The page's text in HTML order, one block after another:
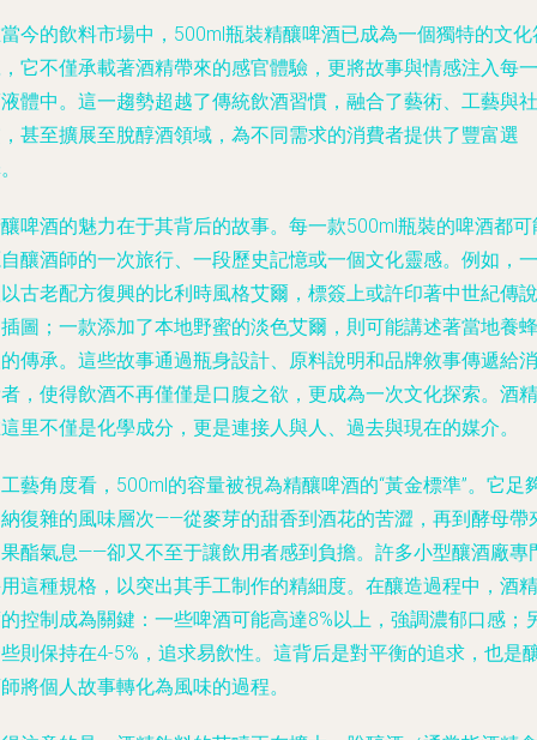
今的飲料市場中，500ml瓶裝精釀啤酒已成為一個獨特的文化
它不僅承載著酒精帶來的感官體驗，更將故事與情感注入每一
體中。這一趨勢超越了傳統飲酒習慣，融合了藝術、工藝與社
甚至擴展至脫醇酒領域，為不同需求的消費者提供了豐富選
啤酒的魅力在于其背后的故事。每一款500ml瓶裝的啤酒都可
釀酒師的一次旅行、一段歷史記憶或一個文化靈感。例如，一
古老配方復興的比利時風格艾爾，標簽上或許印著中世紀傳說
圖；一款添加了本地野蜜的淡色艾爾，則可能講述著當地養蜂
傳承。這些故事通過瓶身設計、原料說明和品牌敘事傳遞給消
，使得飲酒不再僅僅是口腹之欲，更成為一次文化探索。酒精
里不僅是化學成分，更是連接人與人、過去與現在的媒介。
藝角度看，500ml的容量被視為精釀啤酒的“黃金標準”。它足
復雜的風味層次——從麥芽的甜香到酒花的苦澀，再到酵母帶
酯氣息——卻又不至于讓飲用者感到負擔。許多小型釀酒廠專
這種規格，以突出其手工制作的精細度。在釀造過程中，酒精
控制成為關鍵：一些啤酒可能高達8%以上，強調濃郁口感；
則保持在4-5%，追求易飲性。這背后是對平衡的追求，也是
將個人故事轉化為風味的過程。